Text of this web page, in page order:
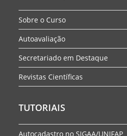
Sobre o Curso
Autoavaliação
Secretariado em Destaque
Revistas Científicas
TUTORIAIS
Autocadastro no SIGAA/UNIFAP